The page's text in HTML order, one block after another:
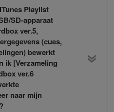
Playlist
SD-apparaat
ver.5,
(cues,
bewerkt
ik [Verzameling
ver.6
naar mijn